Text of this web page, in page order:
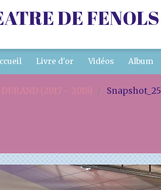
DE FENOLS
Livre d'or Vidéos Album
Snapshot_25